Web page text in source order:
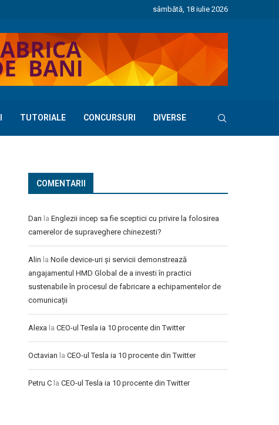
sâmbătă, 18 iulie 2026
TUTORIALE CONCURSURI DIVERSE
COMENTARII
Dan la Englezii incep sa fie sceptici cu privire la folosirea
camerelor de supraveghere chinezesti?
Alin la Noile device-uri și servicii demonstrează
angajamentul HMD Global de a investi în practici
sustenabile în procesul de fabricare a echipamentelor de
comunicații
Alexa la CEO-ul Tesla ia 10 procente din Twitter
Octavian la CEO-ul Tesla ia 10 procente din Twitter
Petru C la CEO-ul Tesla ia 10 procente din Twitter